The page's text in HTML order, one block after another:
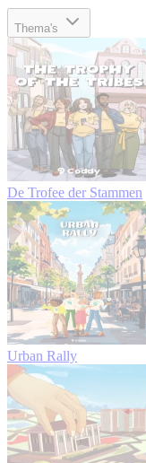
Thema's
De Trofee der Stammen
Urban Rally